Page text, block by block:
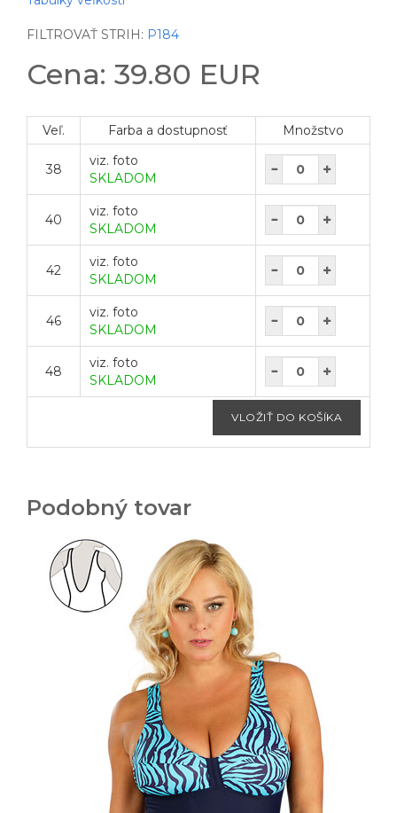
FILTROVAŤ STRIH: P184
Cena: 39.80 EUR
Veľ. Farba a dostupnosť Množstvo
38
viz. foto
SKLADOM
40
viz. foto
SKLADOM
42
viz. foto
SKLADOM
46
viz. foto
SKLADOM
48
viz. foto
SKLADOM
Podobný tovar